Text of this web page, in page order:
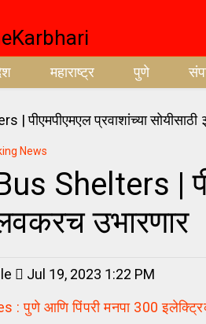
महाराष्ट्र पुणे
News
Shelters |
उभारणार
Jul 19, 2023 1:22 PM
पुणे आणि पिंपरी मनपा 300